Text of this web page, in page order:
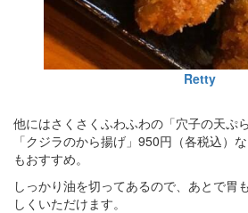
Retty
他にはさくさくふわふわの「穴子の天ぷ
「クジラのから揚げ」950円（各税込）
もおすすめ。
しっかり油を切ってあるので、あとで胃
しくいただけます。